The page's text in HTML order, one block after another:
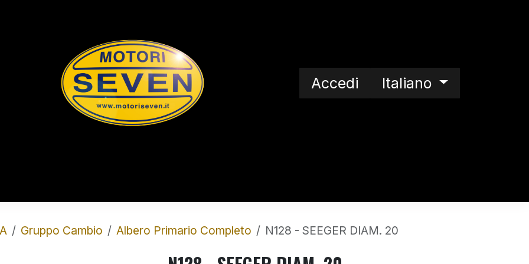
Accedi Italiano
Gruppo Cambio Albero Primario Completo N128 - SEEGER DIAM. 20